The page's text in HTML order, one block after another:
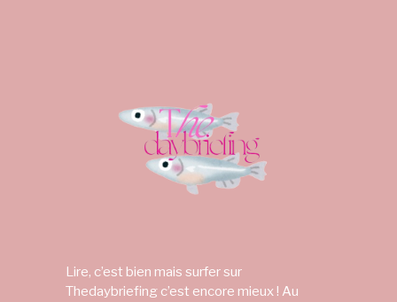
Lire, c’est bien mais surfer sur
Thedaybriefing c’est encore mieux ! Au